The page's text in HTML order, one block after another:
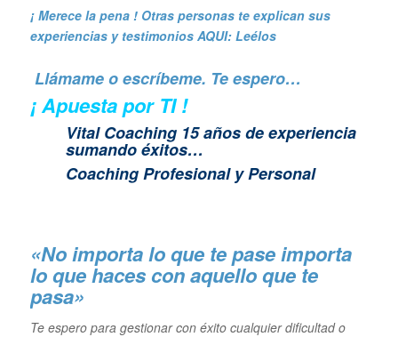
¡ Merece la pena ! Otras personas te explican sus
experiencias y testimonios AQUI: Leélos
Llámame o escríbeme. Te espero…
¡ Apuesta por TI !
Vital Coaching 15 años de experiencia
sumando éxitos…
Coaching Profesional y Personal
«No importa lo que te pase importa
lo que haces con aquello que te
pasa»
Te espero para gestionar con éxito cualquier dificultad o